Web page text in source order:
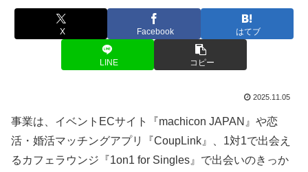
X Facebook はてブ
LINE コピー
2025.11.05
事業は、イベントECサイト『machicon JAPAN』や恋
活・婚活マッチングアプリ『CoupLink』、1対1で出会え
るカフェラウンジ『1on1 for Singles』で出会いのきっか